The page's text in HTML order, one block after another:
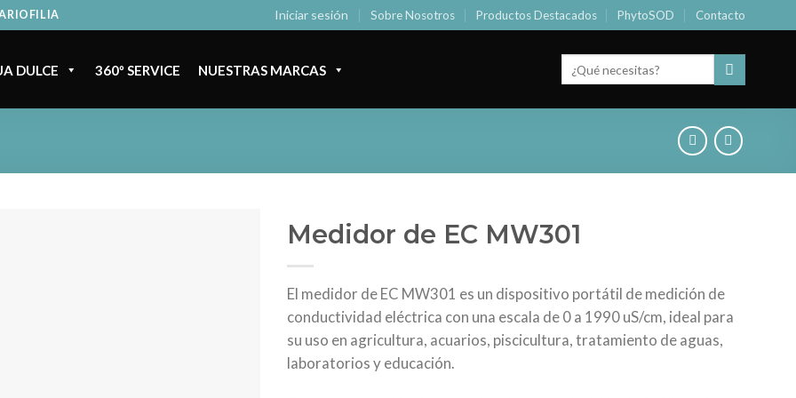
Iniciar sesión Sobre Nosotros Productos Destacados PhytoSOD Contacto
DULCE 360º SERVICE NUESTRAS MARCAS
por:
Medidor de EC MW301
El medidor de EC MW301 es un dispositivo portátil de medición de
conductividad eléctrica con una escala de 0 a 1990 uS/cm, ideal para
su uso en agricultura, acuarios, piscicultura, tratamiento de aguas,
laboratorios y educación.